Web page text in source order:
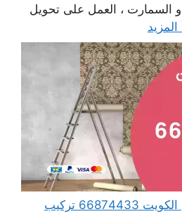
و السمارت ، العمل على تحويل
المزيد
فني تركيب ورق جدران الكويت 66874433 تركيب